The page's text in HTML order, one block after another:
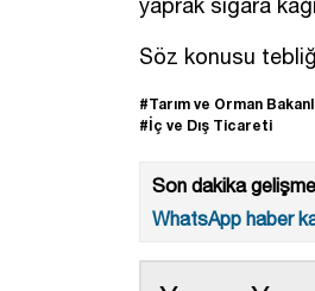
Söz konusu
#Tarım ve Orman
#İç ve Dış Ticareti
Son dakika
WhatsApp haber